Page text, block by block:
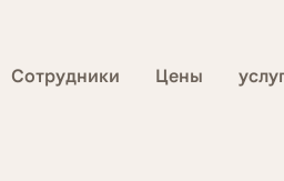
Сотрудники Цены